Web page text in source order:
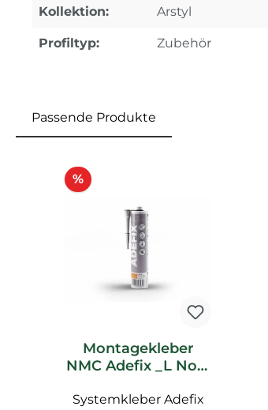
Kollektion: Arstyl
Profiltyp: Zubehör
Passende Produkte
%Rabatt
Montagekleber
NMC Adefix _L Noel
Spachtelkleber
Systemkleber Adefix